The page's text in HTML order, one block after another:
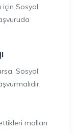
için Sosyal
Sosyal
malları